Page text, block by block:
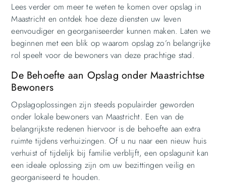
Lees verder om meer te weten te komen over opslag in
Maastricht en ontdek hoe deze diensten uw leven
eenvoudiger en georganiseerder kunnen maken. Laten we
beginnen met een blik op waarom opslag zo’n belangrijke
rol speelt voor de bewoners van deze prachtige stad.
De Behoefte aan Opslag onder Maastrichtse
Bewoners
Opslagoplossingen zijn steeds populairder geworden
onder lokale bewoners van Maastricht. Een van de
belangrijkste redenen hiervoor is de behoefte aan extra
ruimte tijdens verhuizingen. Of u nu naar een nieuw huis
verhuist of tijdelijk bij familie verblijft, een opslagunit kan
een ideale oplossing zijn om uw bezittingen veilig en
georganiseerd te houden.